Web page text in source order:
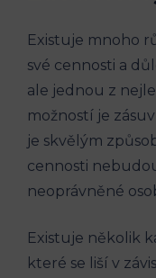
Existuje mnoho
své cennosti a
ale jednou z
možností je
je skvělým
cennosti
neoprávněné
Existuje několik
které se liší v